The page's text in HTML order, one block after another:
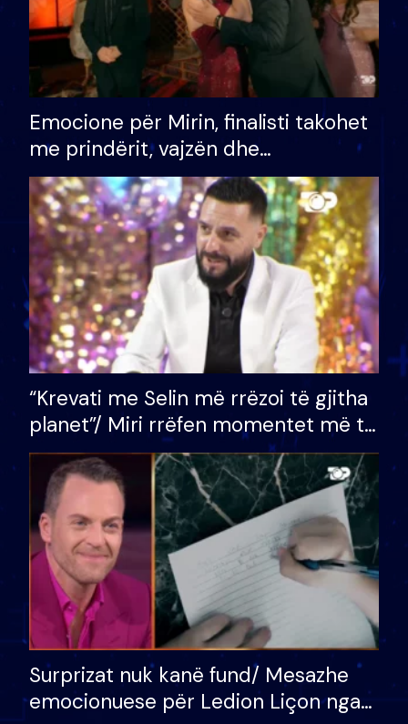
Emocione për Mirin, finalisti takohet
me prindërit, vajzën dhe
bashkëshorten: S’kemi ndonjë letër
divorci apo jo?
“Krevati me Selin më rrëzoi të gjitha
planet”/ Miri rrëfen momentet më të
bukura në shtëpinë e BB VIP: Do më
mungojë zilja e mëngjesit kur…
Surprizat nuk kanë fund/ Mesazhe
emocionuese për Ledion Liçon nga